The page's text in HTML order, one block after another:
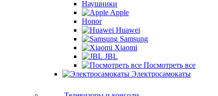
Наушники
Apple
Honor
Huawei
Samsung
Xiaomi
JBL
Посмотреть все
Электросамокаты